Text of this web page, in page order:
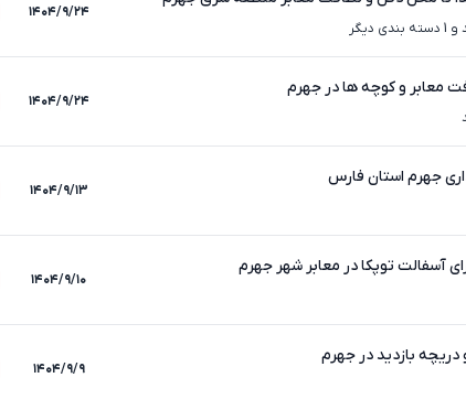
۱۴۰۴/۹/۲۴
معابر و کوچه ها در جهرم
۱۴۰۴/۹/۲۴
جهرم استان فارس
۱۴۰۴/۹/۱۳
آسفالت توپکا در معابر شهر جهرم
۱۴۰۴/۹/۱۰
بازدید در جهرم
۱۴۰۴/۹/۹